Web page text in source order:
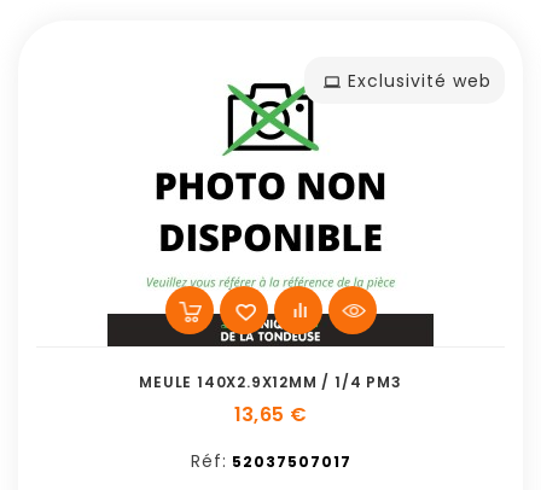
Exclusivité web
MEULE 140X2.9X12MM / 1/4 PM3
13,65 €
Réf: 52037507017